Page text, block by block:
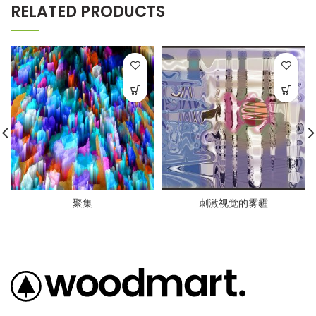
RELATED PRODUCTS
聚集 刺激视觉的雾霾